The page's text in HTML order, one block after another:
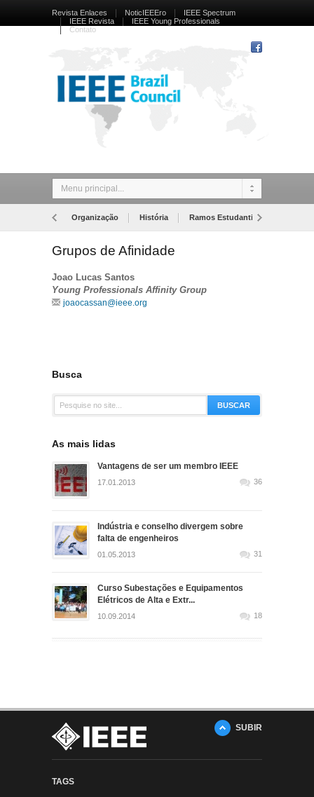
Revista Enlaces NoticIEEEro
IEEE Spectrum
IEEE Revista
IEEE Young Professionals
Contato
Menu principal...
Organização História Ramos Estudantis
Grupos de Afinidade
Joao Lucas Santos
Young Professionals Affinity Group
joaocassan@ieee.org
Busca
As mais lidas
Vantagens de ser um membro IEEE
17.01.2013 36
Indústria e conselho divergem sobre
falta de engenheiros
01.05.2013 31
Curso Subestações e Equipamentos
Elétricos de Alta e Extr...
10.09.2014 18
SUBIR
TAGS